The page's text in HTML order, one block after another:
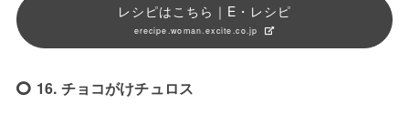
レシピはこちら｜E・レシピ
erecipe.woman.excite.co.jp
16. チョコがけチュロス